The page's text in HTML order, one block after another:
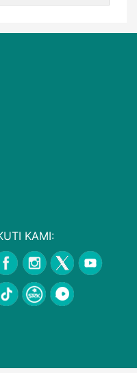
KAMI: